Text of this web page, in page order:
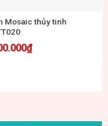
Mosaic Thủy tinh 3 màu
1 trắng trộn 48×48 MST
(xanh ngọc)